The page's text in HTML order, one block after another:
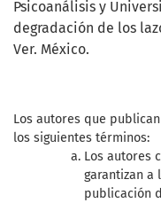
Psicoanálisis y
degradación de los
Ver. México.
Los autores que
los siguientes términos:
Los autores
garantizan a
publicación